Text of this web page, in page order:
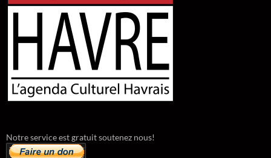
Notre service est gratuit soutenez nous!